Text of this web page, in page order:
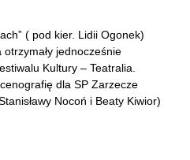
( pod kier. Lidii Ogonek)
jednocześnie
Kultury – Teatralia.
dla SP Zarzecze
Nocoń i Beaty Kiwior)